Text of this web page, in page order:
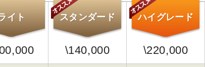
イト スタンダード ハイグレード
\140,000 \220,000